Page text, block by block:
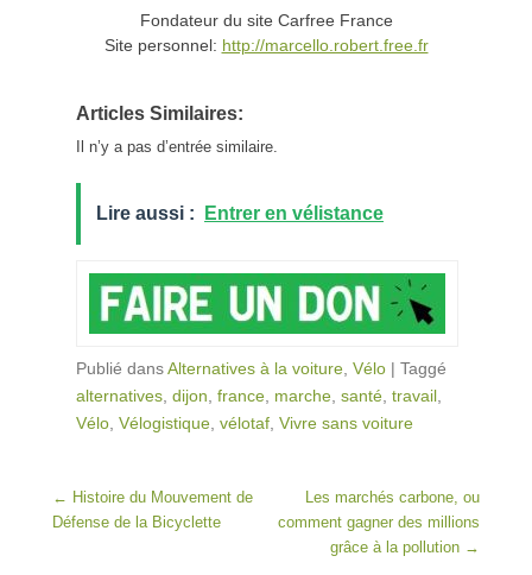
Fondateur du site Carfree France
Site personnel: http://marcello.robert.free.fr
Articles Similaires:
Il n’y a pas d’entrée similaire.
Lire aussi : Entrer en vélistance
Publié dansAlternatives à la voiture, Vélo | Taggé
alternatives, dijon, france, marche, santé, travail,
Vélo, Vélogistique, vélotaf, Vivre sans voiture
Post navigation
← Histoire du Mouvement de
Défense de la Bicyclette
Les marchés carbone, ou
comment gagner des millions
grâce à la pollution →